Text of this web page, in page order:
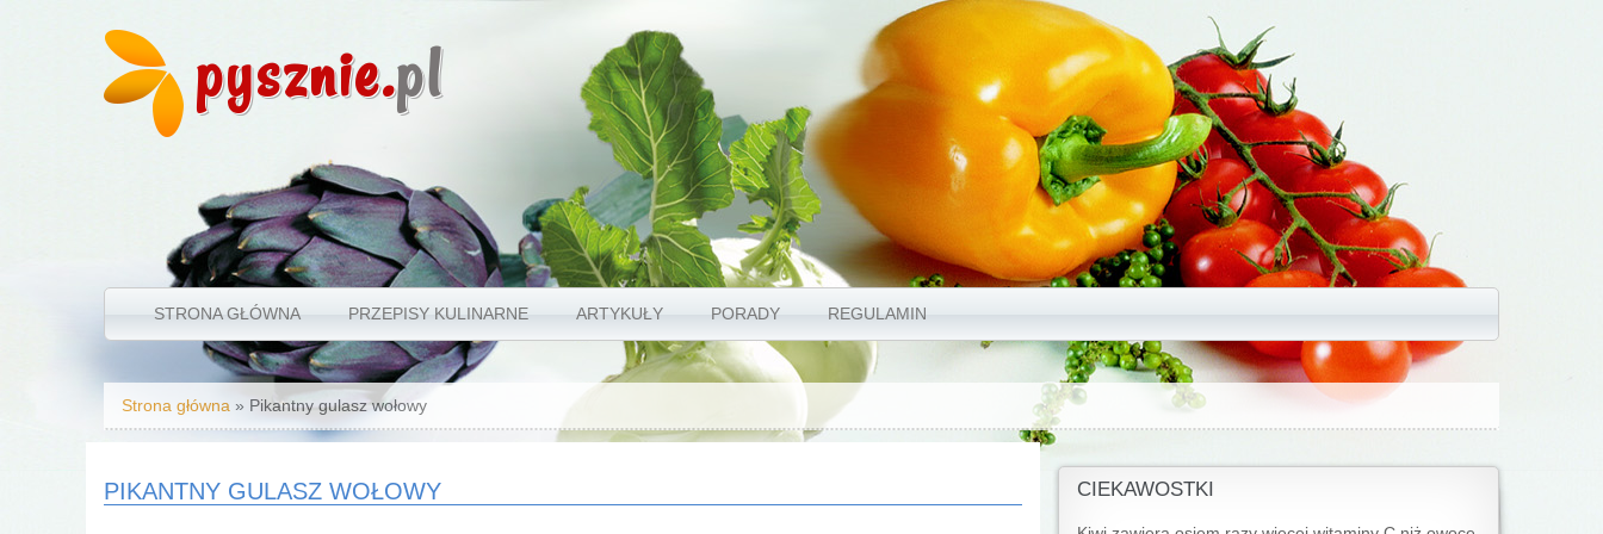
pysznie.pl
STRONA GŁÓWNA PRZEPISY KULINARNE ARTYKUŁY PORADY REGULAMIN
Jesteś tutaj
Strona główna » Pikantny gulasz wołowy
PIKANTNY GULASZ WOŁOWY CIEKAWOSTKI